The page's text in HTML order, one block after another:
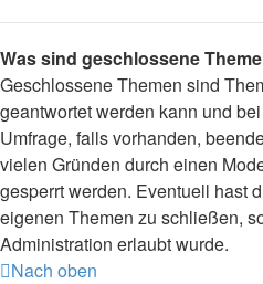
Was sind geschlossene
Geschlossene Themen sind
geantwortet werden kann und
Umfrage, falls vorhanden,
vielen Gründen durch einen
gesperrt werden. Eventuell hast
eigenen Themen zu schließen,
Administration erlaubt wurde.
Nach oben